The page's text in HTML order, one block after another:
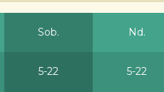
Sob. Nd.
5-22 5-22